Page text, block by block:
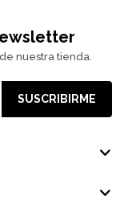
nuestra tienda.
SUSCRIBIRME